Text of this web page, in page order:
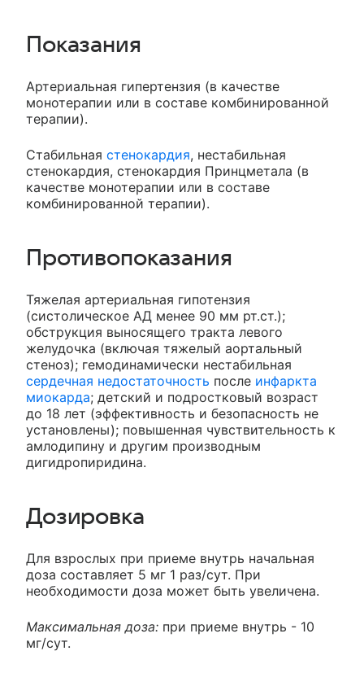
Показания
Артериальная гипертензия (в качестве
монотерапии или в составе комбинированной
терапии).
Стабильная стенокардия, нестабильная
стенокардия, стенокардия Принцметала (в
качестве монотерапии или в составе
комбинированной терапии).
Противопоказания
Тяжелая артериальная гипотензия
(систолическое АД менее 90 мм рт.ст.);
обструкция выносящего тракта левого
желудочка (включая тяжелый аортальный
стеноз); гемодинамически нестабильная
сердечная недостаточность после инфаркта
миокарда; детский и подростковый возраст
до 18 лет (эффективность и безопасность не
установлены); повышенная чувствительность к
амлодипину и другим производным
дигидропиридина.
Дозировка
Для взрослых при приеме внутрь начальная
доза составляет 5 мг 1 раз/сут. При
необходимости доза может быть увеличена.
Максимальная доза: при приеме внутрь - 10
мг/сут.